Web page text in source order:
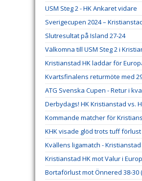
USM Steg 2 - HK Ankaret vidare
Sverigecupen 2024 –
Slutresultat på Island 27-24
Välkomna till USM Steg 2 i
Kristianstad HK laddar för
Kvartsfinalens returmöte med
ATG Svenska Cupen - Retur i
Derbydags! HK Kristianstad vs.
Kommande matcher för
KHK visade glöd trots tuff förlust
Kvällens ligamatch - Kristianstad
Kristianstad HK mot Valur i
Bortaförlust mot Önnered 38-30